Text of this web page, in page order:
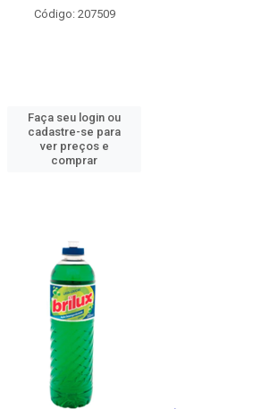
Código: 207509
Faça seu login ou
cadastre-se para
ver preços e
comprar